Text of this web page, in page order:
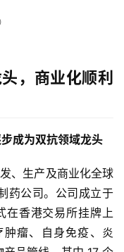
，商业化顺利
成为双抗领域龙头
、生产及商业化全球
药公司。公司成立于
香港交易所挂牌上
瘤、自身免疫、炎